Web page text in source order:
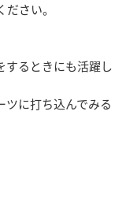
さい。
するときにも活躍し
に打ち込んでみる